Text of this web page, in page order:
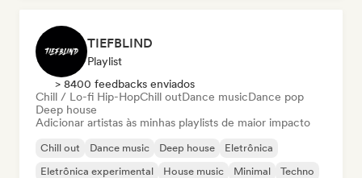
TIEFBLIND
Playlist
> 8400 feedbacks enviados
Chill / Lo-fi Hip-HopChill outDance musicDance pop
Deep house
Adicionar artistas às minhas playlists de maior impacto
Chill out Dance music Deep house
Eletrônica
Eletrônica experimental
House music Minimal Techno